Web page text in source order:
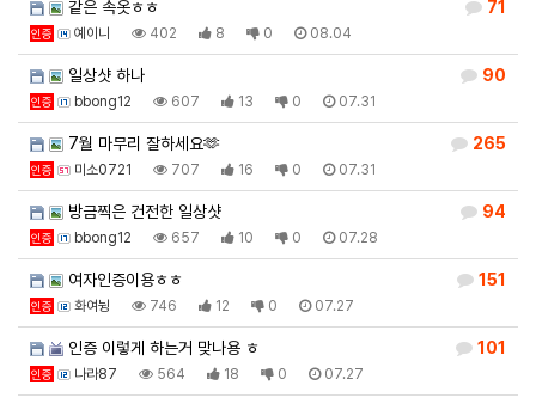
71
같은 속옷ㅎㅎ
인증 예이니 402 8 0 08.04
90
일상샷 하나
인증 bbong12 607 13 0 07.31
265
7월 마무리 잘하세요🫶
인증 미소0721 707 16 0 07.31
94
방금찍은 건전한 일상샷
인증 bbong12 657 10 0 07.28
151
여자인증이용ㅎㅎ
인증 화여뉭 746 12 0 07.27
101
인증 이렇게 하는거 맞나용 ㅎ
인증 나라87 564 18 0 07.27